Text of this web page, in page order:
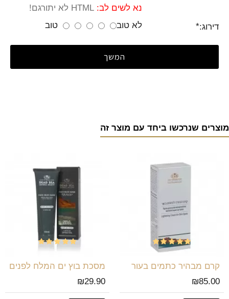
נא לשים לב:
דירוג:
לא טוב טוב
המשך
מוצרים שנרכשו ביחד עם מוצר זה
קרם מבהיר כתמים בעור
₪85.00
מסכת בוץ ים המלח לפנים
₪29.90